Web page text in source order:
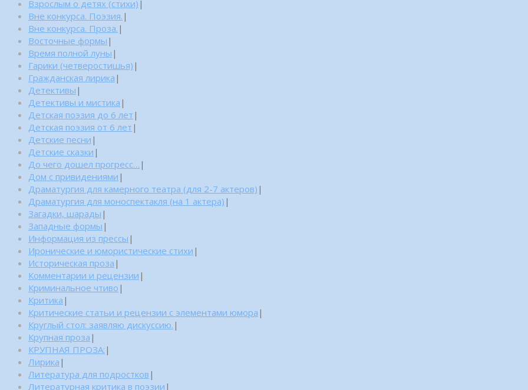
Взрослым о детях (стихи) |
Вне конкурса. Поэзия. |
Вне конкурса. Проза. |
Восточные формы |
Время полной луны |
Гарики (четверостишья) |
Гражданская лирика |
Детективы |
Детективы и мистика |
Детская поэзия до 6 лет |
Детская поэзия от 6 лет |
Детские песни |
Детские сказки |
До чего дошел прогресс… |
Дом с привидениями |
Драматургия для камерного театра (для 2-7 актеров) |
Драматургия для моноспектакля (на 1 актера) |
Загадки, шарады |
Западные формы |
Информация из прессы |
Иронические и юмористические стихи |
Историческая проза |
Комментарии и рецензии |
Криминальное чтиво |
Критика |
Критические статьи и рецензии с элементами юмора |
Круглый стол: заявляю дискуссию. |
Крупная проза |
КРУПНАЯ ПРОЗА: |
Лирика |
Литература для подростков |
Литературная критика в поэзии |